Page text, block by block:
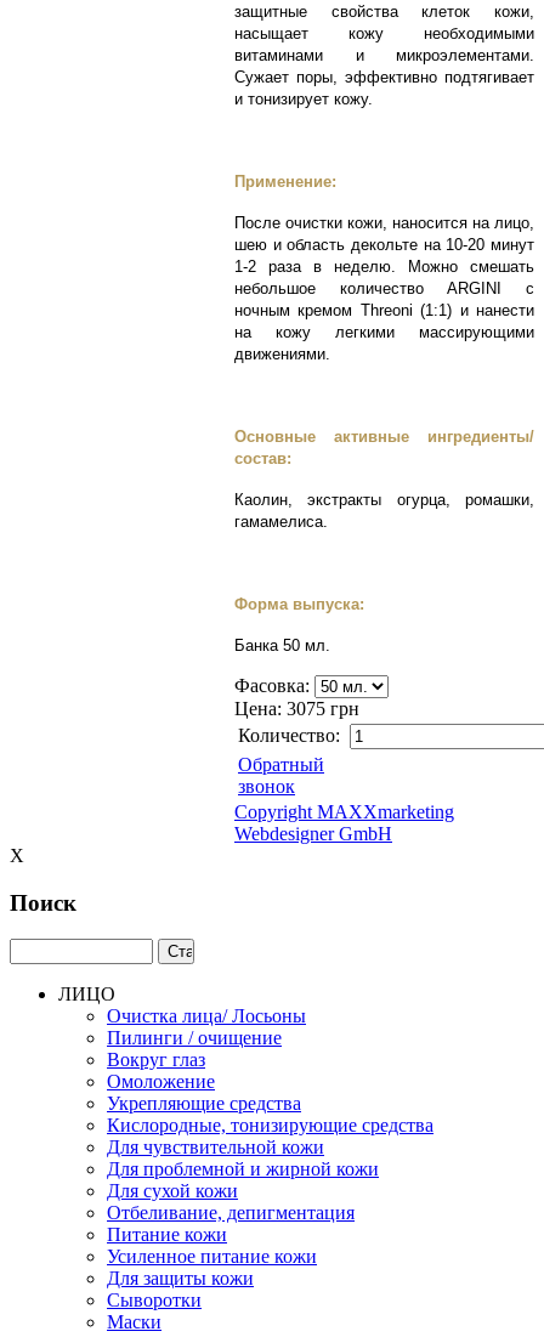
защитные свойства клеток кожи,
насыщает кожу необходимыми
витаминами и микроэлементами.
Cужает поры, эффективно подтягивает
и тонизирует кожу.
Применение:
После очистки кожи, наносится на лицо,
шею и область декольте на 10-20 минут
1-2 раза в неделю. Можно смешать
небольшое количество ARGINI с
ночным кремом Threoni (1:1) и нанести
на кожу легкими массирующими
движениями.
Основные активные ингредиенты/
состав:
Каолин, экстракты огурца, ромашки,
гамамелиса.
Форма выпуска:
Банка 50 мл.
Фасовка:
Цена: 3075 грн
Количество:
Обратный
звонок
Copyright MAXXmarketing
Webdesigner GmbH
X
Поиск
ЛИЦО
Очистка лица/ Лосьоны
Пилинги / очищение
Вокруг глаз
Омоложение
Укрепляющие средства
Кислородные, тонизирующие средства
Для чувствительной кожи
Для проблемной и жирной кожи
Для сухой кожи
Отбеливание, депигментация
Питание кожи
Усиленное питание кожи
Для защиты кожи
Сыворотки
Маски